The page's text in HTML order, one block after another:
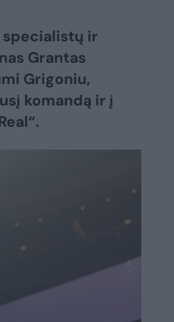
specialistų ir
Grantas
Grigoniu,
komandą ir į